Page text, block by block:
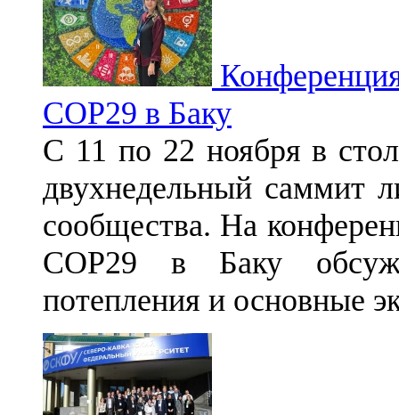
СОР29 в Баку
С 11 по 22 ноября в
двухнедельный саммит
сообщества. На
СОР29 в Баку
потепления и основные